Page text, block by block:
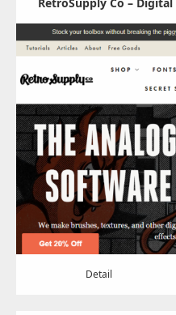
Update:
Detail Visit
Detail